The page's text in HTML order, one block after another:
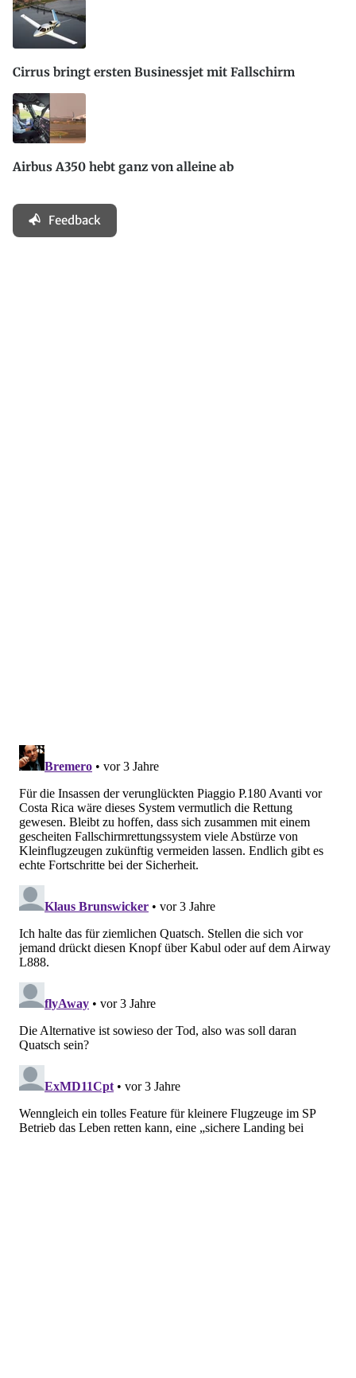
Cirrus bringt ersten Businessjet mit Fallschirm
Airbus A350 hebt ganz von alleine ab
Feedback